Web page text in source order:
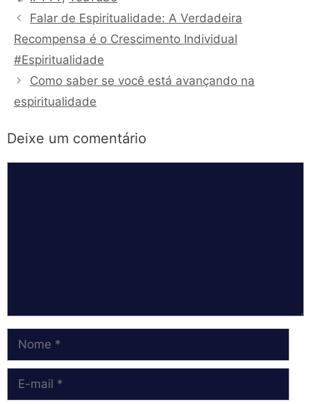
Falar de Espiritualidade: A Verdadeira
Recompensa é o Crescimento Individual
#Espiritualidade
Como saber se você está avançando na
espiritualidade
Deixe um comentário
mail